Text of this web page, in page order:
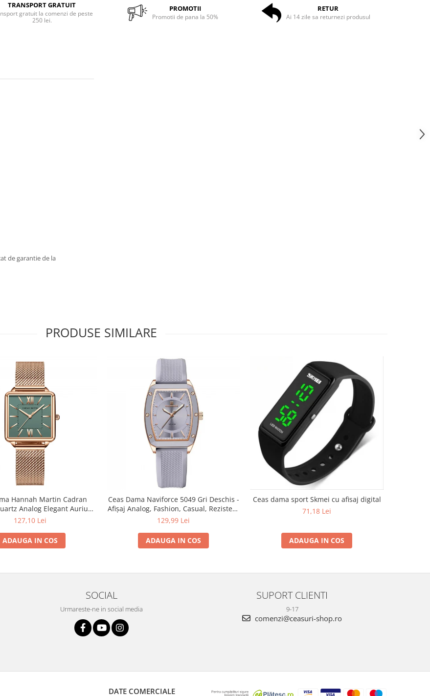
TRANSPORT GRATUIT
gratuit la comenzi de peste
250 lei.
PROMOTII
Promotii de pana la 50%
RETUR
Ai 14 zile sa returnezi produsul
de garantie de la
PRODUSE SIMILARE
Hannah Martin Cadran
Analog Elegant Auriu
verde smarald
127,10 Lei
ADAUGA IN COS
Ceas Dama Naviforce 5049 Gri Deschis -
Afișaj Analog, Fashion, Casual, Rezistent
la Apă 3ATM
129,99 Lei
ADAUGA IN COS
Ceas dama sport Skmei cu afisaj digital
71,18 Lei
ADAUGA IN COS
SOCIAL
Urmareste-ne in social media
SUPORT CLIENTI
9-17
comenzi@ceasuri-shop.ro
DATE COMERCIALE